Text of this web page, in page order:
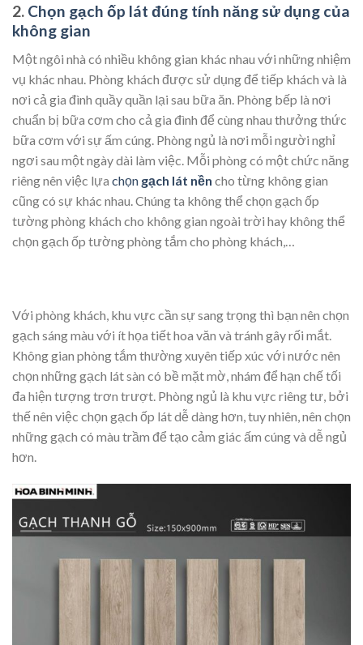
2. Chọn gạch ốp lát đúng tính năng sử dụng của
không gian
Một ngôi nhà có nhiều không gian khác nhau với những nhiệm
vụ khác nhau. Phòng khách được sử dụng để tiếp khách và là
nơi cả gia đình quầy quần lại sau bữa ăn. Phòng bếp là nơi
chuẩn bị bữa cơm cho cả gia đình để cùng nhau thưởng thức
bữa cơm với sự ấm cúng. Phòng ngủ là nơi mỗi người nghỉ
ngơi sau một ngày dài làm việc. Mỗi phòng có một chức năng
riêng nên việc lựa chọn gạch lát nền cho từng không gian
cũng có sự khác nhau. Chúng ta không thể chọn gạch ốp
tường phòng khách cho không gian ngoài trời hay không thể
chọn gạch ốp tường phòng tắm cho phòng khách,…
Với phòng khách, khu vực cần sự sang trọng thì bạn nên chọn
gạch sáng màu với ít họa tiết hoa văn và tránh gây rối mắt.
Không gian phòng tắm thường xuyên tiếp xúc với nước nên
chọn những gạch lát sàn có bề mặt mờ, nhám để hạn chế tối
đa hiện tượng trơn trượt. Phòng ngủ là khu vực riêng tư, bởi
thế nên việc chọn gạch ốp lát dễ dàng hơn, tuy nhiên, nên chọn
những gạch có màu trầm để tạo cảm giác ấm cúng và dễ ngủ
hơn.